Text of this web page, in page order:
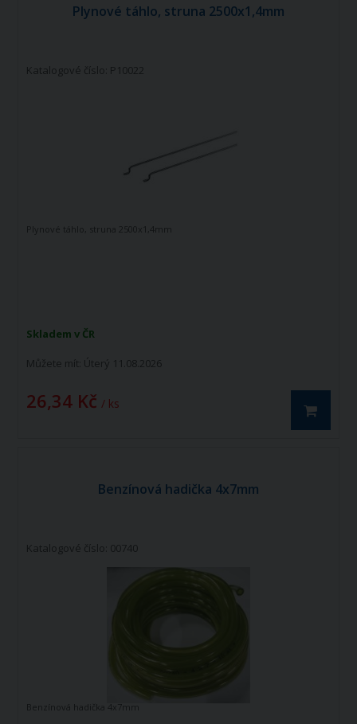
Plynové táhlo, struna 2500x1,4mm
Katalogové číslo: P10022
Skladem v ČR
Můžete mít: Úterý 11.08.2026
26,34 Kč / ks
Plynové táhlo, struna 2500x1,4mm
Benzínová hadička 4x7mm
Katalogové číslo: 00740
Benzínová hadička 4x7mm